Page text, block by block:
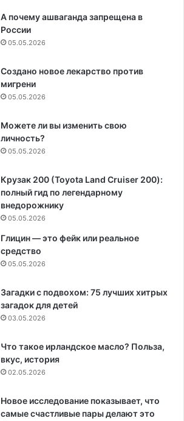
А почему ашваганда запрещена в
России
05.05.2026
Создано новое лекарство против
мигрени
05.05.2026
Можете ли вы изменить свою
личность?
05.05.2026
Крузак 200 (Toyota Land Cruiser 200):
полный гид по легендарному
внедорожнику
05.05.2026
Глицин — это фейк или реальное
средство
05.05.2026
Загадки с подвохом: 75 лучших хитрых
загадок для детей
03.05.2026
Что такое ирландское масло? Польза,
вкус, история
02.05.2026
Новое исследование показывает, что
самые счастливые пары делают это